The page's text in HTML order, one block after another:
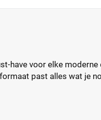
have voor elke
past alles wat je